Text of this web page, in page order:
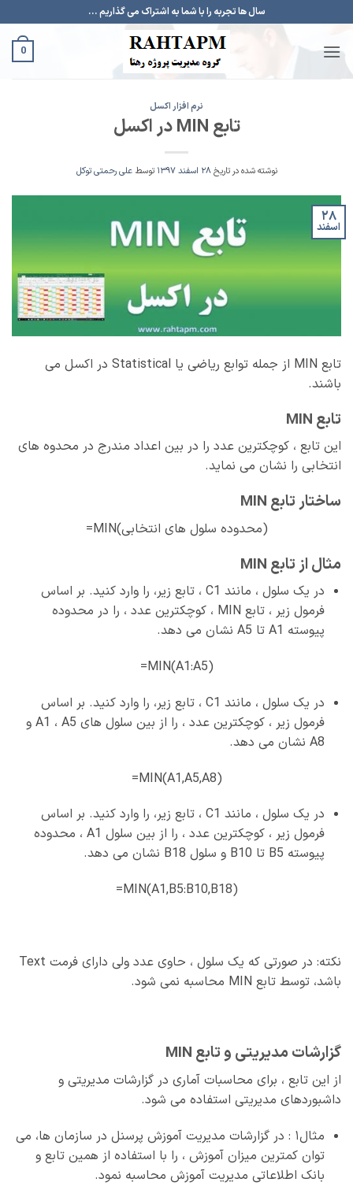
to
content
سال ها تجربه را با شما به اشتراک می گذاریم ...
0
نرم افزار اکسل
تابع MIN در اکسل
نوشته شده در تاریخ۲۸ اسفند ۱۳۹۷ توسطعلی رحمتی توکل
۲۸
اسفند
تابع MIN از جمله توابع ریاضی یا Statistical در اکسل می
باشند.
تابع MIN
این تابع ، کوچکترین عدد را در بین اعداد مندرج در محدوه های
انتخابی را نشان می نماید.
ساختار تابع MIN
(محدوده سلول های انتخابی)MIN=
مثال از تابع MIN
در یک سلول ، مانند C1 ، تابع زیر، را وارد کنید. بر اساس
فرمول زیر ، تابع MIN ، کوچکترین عدد ، را در محدوده
پیوسته A1 تا A5 نشان می دهد.
MIN(A1:A5)=
در یک سلول ، مانند C1 ، تابع زیر، را وارد کنید. بر اساس
فرمول زیر ، کوچکترین عدد ، را از بین سلول های A1 ، A5 و
A8 نشان می دهد.
MIN(A1,A5,A8)=
در یک سلول ، مانند C1 ، تابع زیر، را وارد کنید. بر اساس
فرمول زیر ، کوچکترین عدد ، را از بین سلول A1 ، محدوده
پیوسته B5 تا B10 و سلول B18 نشان می دهد.
MIN(A1,B5:B10,B18)=
نکته: در صورتی که یک سلول ، حاوی عدد ولی دارای فرمت Text
باشد، توسط تابع MIN محاسبه نمی شود.
گزارشات مدیریتی و تابع MIN
از این تابع ، برای محاسبات آماری در گزارشات مدیریتی و
داشبوردهای مدیریتی استفاده می شود.
مثال۱ : در گزارشات مدیریت آموزش پرسنل در سازمان ها، می
توان کمترین میزان آموزش ، را با استفاده از همین تابع و
بانک اطلاعاتی مدیریت آموزش محاسبه نمود.